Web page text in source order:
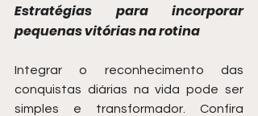
Estratégias para incorporar
pequenas vitórias na rotina
Integrar o reconhecimento das
conquistas diárias na vida pode ser
simples e transformador. Confira